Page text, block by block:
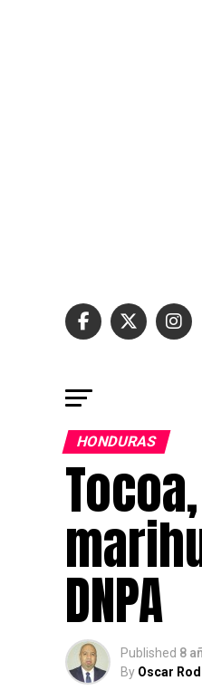
HONDURAS
DNPA
Published 8
By Oscar